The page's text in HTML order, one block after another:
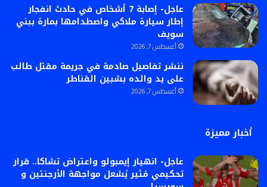
عاجل- إصابة 7 أشخاص في حادث انفجار
إطار سيارة ملاكي واصطدامها بمارة ببني
سويف
أغسطس 7, 2026
ننشر تفاصيل صادمة في جريمة مقتل طالب
على يد والده بشبين القناطر
أغسطس 7, 2026
أخبار مميزة
عاجل- انهيار إيمبولو واعتراض تشاكا.. قرار
تحكيمي مُثير يُشعل مواجهة الأرجنتين و